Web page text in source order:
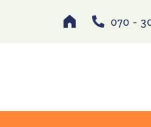
070 -